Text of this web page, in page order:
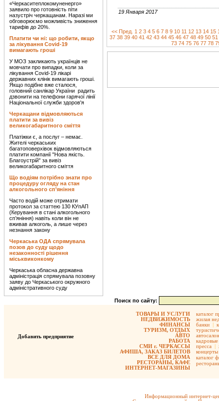
«Черкаситеплокомуненерго»
заявило про готовність піти
назустріч черкащанам. Наразі ми
обговорюємо можливість зниження
тарифів до 20%.
Платити чи ні: що робити, якщо
за лікування Covid-19
вимагають гроші
У МОЗ закликають українців не
мовчати про випадки, коли за
лікування Covid-19 лікарі
державних клінік вимагають гроші.
Якщо подібне вже сталося,
головний санлікар України радить
дзвонити на телефони гарячої лінії
Національної служби здоров'я
Черкащани відмовляються
платити за вивіз
великогабаритного сміття
Платіжки є, а послуг – немає.
Жителі черкаських
багатоповерхівок відмовляються
платити компанії "Нова якість.
Благоустрій" за вивіз
великогабаритного сміття
Що водіям потрібно знати про
процедуру огляду на стан
алкогольного сп’яніння
Часто водій може отримати
протокол за статтею 130 КУпАП
(Керування в стані алкогольного
сп’яніння) навіть коли він не
вживав алкоголь, а лише через
незнання закону
Черкаська ОДА спрямувала
позов до суду щодо
незаконності рішення
міськвиконкому
Черкаська обласна державна
адміністрація спрямувала позовну
заяву до Черкаського окружного
адміністративного суду
19 Января 2017
<< Пред. 1 2 3 4 5 6 7 8 9 10 11 12 13 14 15
37 38 39 40 41 42 43 44 45 46 47 48 49 50 51
73 74 75 76 77 78
Поиск по сайту:
Добавить предприятие
ТОВАРЫ И УСЛУГИ
НЕДВИЖИМОСТЬ
ФИНАНСЫ
ТУРИЗМ, ОТДЫХ
АВТО
РАБОТА
СМИ г. ЧЕРКАССЫ
АФИША, ЗАКАЗ БИЛЕТОВ
ВСЕ ДЛЯ ДОМА
РЕСТОРАНЫ, КАФЕ
ИНТЕРНЕТ-МАГАЗИНЫ
каталог
жилая
банки |
кадровые
пресса |
концерты
каталог
Информационный интернет-